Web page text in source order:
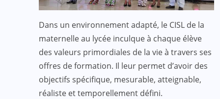
Dans un environnement adapté, le CISL de la
maternelle au lycée inculque à chaque élève
des valeurs primordiales de la vie à travers ses
offres de formation. Il leur permet d’avoir des
objectifs spécifique, mesurable, atteignable,
réaliste et temporellement défini.